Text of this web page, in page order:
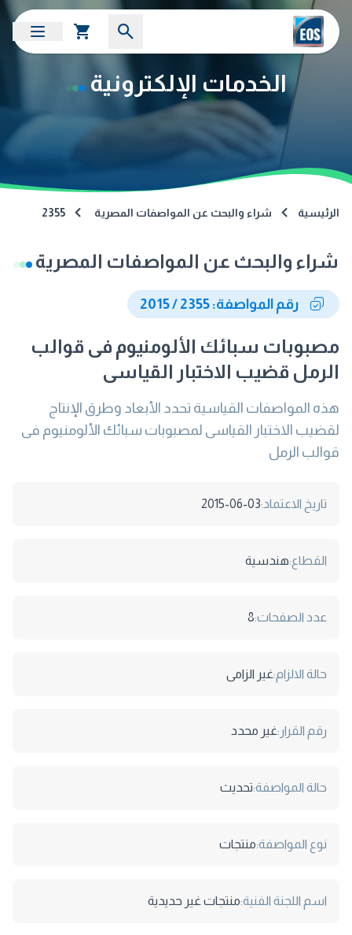
الخدمات الإلكترونية
الرئيسية شراء والبحث عن المواصفات المصرية 2355
شراء والبحث عن المواصفات المصرية
رقم المواصفة: 2355 / 2015
مصبوبات سبائك الألومنيوم فى قوالب
الرمل قضيب الاختبار القياسى
هذه المواصفات القياسية تحدد الأبعاد وطرق الإنتاج
لقضيب الاختبار القياسى لمصبوبات سبائك الألومنيوم فى
قوالب الرمل
تاريخ الاعتماد:2015-06-03
القطاع:هندسية
عدد الصفحات:8
حالة الالزام:غير الزامى
رقم القرار:غير محدد
حالة المواصفة:تحديث
نوع المواصفة:منتجات
اسم اللجنة الفنية:منتجات غير حديدية